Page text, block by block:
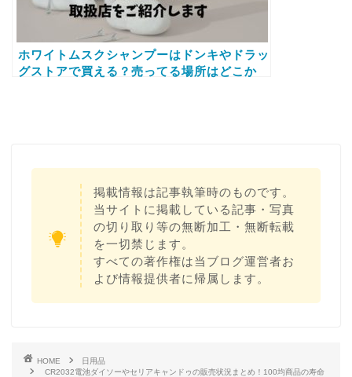
ホワイトムスクシャンプーはドンキやドラッ
グストアで買える？売ってる場所はどこか
掲載情報は記事執筆時のものです。
当サイトに掲載している記事・写真
の切り取り等の無断加工・無断転載
を一切禁じます。
すべての著作権は当ブログ運営者お
よび情報提供者に帰属します。
HOME
日用品
CR2032電池ダイソーやセリアキャンドゥの販売状況まとめ！100均商品の寿命